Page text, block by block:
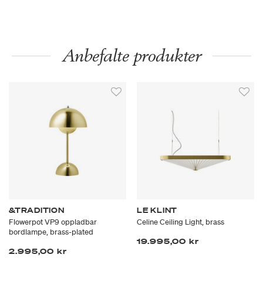
Anbefalte produkter
&TRADITION
Flowerpot VP9 oppladbar
bordlampe, brass-plated
2.995,00 kr
LE KLINT
Celine Ceiling Light, brass
19.995,00 kr